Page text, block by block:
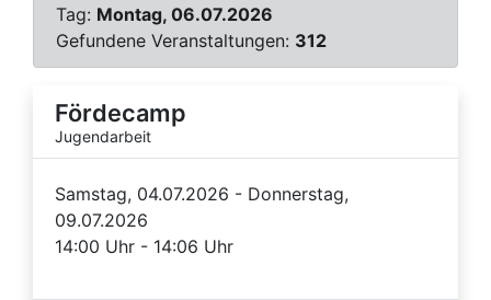
Tag: Montag, 06.07.2026
Gefundene Veranstaltungen: 312
Fördecamp
Jugendarbeit
Samstag, 04.07.2026 - Donnerstag,
09.07.2026
14:00 Uhr - 14:06 Uhr